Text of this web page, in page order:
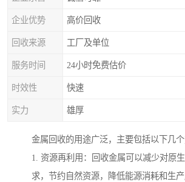
企业优势 高价回收
回收来源 工厂及单位
服务时间 24小时免费估价
时效性 快速
实力 雄厚
金属回收的用途广泛，主要包括以下几个
1. 资源再利用：回收金属可以减少对原
求，节约自然资源，降低能源消耗和生产